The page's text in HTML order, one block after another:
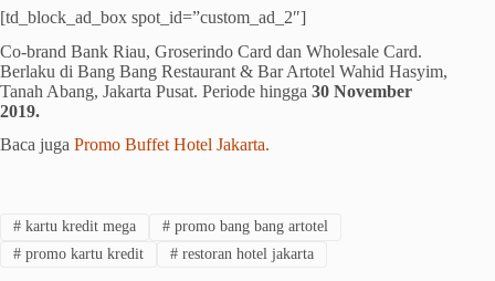
[td_block_ad_box spot_id=”custom_ad_2″]
Co-brand Bank Riau, Groserindo Card dan Wholesale Card.
Berlaku di Bang Bang Restaurant & Bar Artotel Wahid Hasyim,
Tanah Abang, Jakarta Pusat. Periode hingga 30 November
2019.
Baca juga Promo Buffet Hotel Jakarta.
#kartu kredit mega #promo bang bang artotel
#promo kartu kredit #restoran hotel jakarta